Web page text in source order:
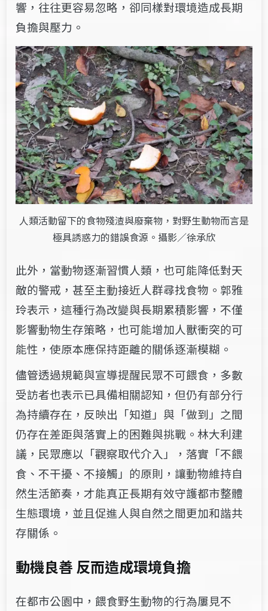
響，往往更容易忽略，卻同樣對環境造成長期
負擔與壓力。
人類活動留下的食物殘渣與廢棄物，對野生動物而言是
極具誘惑力的錯誤食源。攝影／徐承欣
此外，當動物逐漸習慣人類，也可能降低對天
敵的警戒，甚至主動接近人群尋找食物。郭雅
玲表示，這種行為改變與長期累積影響，不僅
影響動物生存策略，也可能增加人獸衝突的可
能性，使原本應保持距離的關係逐漸模糊。
儘管透過規範與宣導提醒民眾不可餵食，多數
受訪者也表示已具備相關認知，但仍有部分行
為持續存在，反映出「知道」與「做到」之間
仍存在差距與落實上的困難與挑戰。林大利建
議，民眾應以「觀察取代介入」，落實「不餵
食、不干擾、不接觸」的原則，讓動物維持自
然生活節奏，才能真正長期有效守護都市整體
生態環境，並且促進人與自然之間更加和諧共
存關係。
動機良善 反而造成環境負擔
在都市公園中，餵食野生動物的行為屢見不